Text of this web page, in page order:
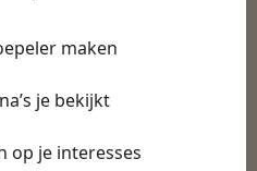
maken
je bekijkt
op je interesses